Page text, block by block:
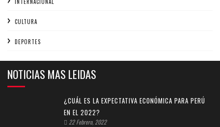
INTERNACIONAL
CULTURA
DEPORTES
NOTICIAS MAS LEIDAS
¿CUÁL ES LA EXPECTATIVA ECONÓMICA PARA PERÚ
EN EL 2022?
22 Febrero, 2022